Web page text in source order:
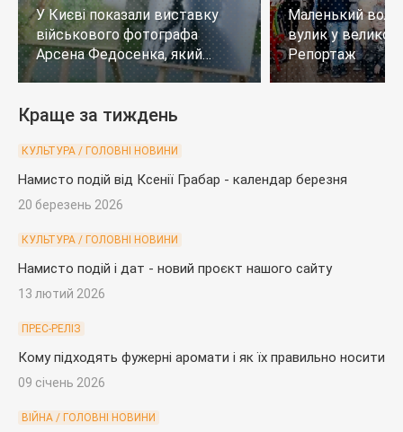
У Києві показали виставку
військового фотографа
Арсена Федосенка, який
загинув на війні
Маленький
вулик у
Репортаж
Краще за тиждень
КУЛЬТУРА / ГОЛОВНІ НОВИНИ
Намисто подій від Ксенії Грабар - календар березня
20 березень 2026
КУЛЬТУРА / ГОЛОВНІ НОВИНИ
Намисто подій і дат - новий проєкт нашого сайту
13 лютий 2026
ПРЕС-РЕЛІЗ
Кому підходять фужерні аромати і як їх правильно носити
09 січень 2026
ВІЙНА / ГОЛОВНІ НОВИНИ